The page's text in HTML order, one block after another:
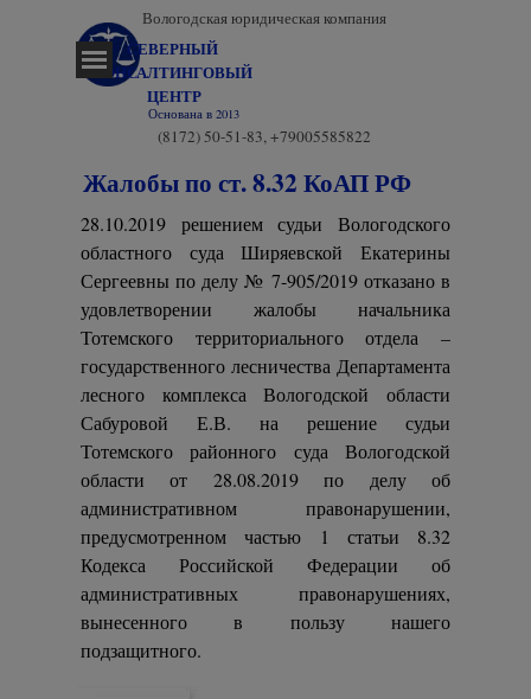
Перейти к контенту
СЕВЕРНЫЙ
КОНСАЛТИНГОВЫЙ
ЦЕНТР
Вологодская юридическая компания
(8172) 50-51-83, +79005585822
Основана в 2013
Пропустить меню
Жалобы по ст. 8.32 КоАП РФ
28.10.2019 решением судьи Вологодского
областного суда Ширяевской Екатерины
Сергеевны по делу № 7-905/2019 отказано в
удовлетворении жалобы начальника
Тотемского территориального отдела –
государственного лесничества Департамента
лесного комплекса Вологодской области
Сабуровой Е.В. на решение судьи
Тотемского районного суда Вологодской
области от 28.08.2019 по делу об
административном правонарушении,
предусмотренном частью 1 статьи 8.32
Кодекса Российской Федерации об
административных правонарушениях,
вынесенного в пользу нашего
подзащитного.